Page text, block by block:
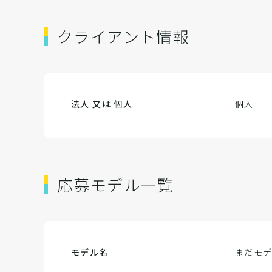
クライアント情報
法人 又は 個人 個人
応募モデル一覧
モデル名 まだモ